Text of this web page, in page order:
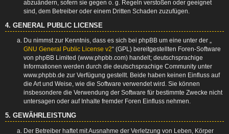
abzuändern, sofern sie gegen o. g. Regeln verstoßen oder geeignet
sind, dem Betreiber oder einem Dritten Schaden zuzufügen.
4. GENERAL PUBLIC LICENSE
Du nimmst zur Kenntnis, dass es sich bei phpBB um eine unter der „
GNU General Public License v2“ (GPL) bereitgestellten Foren-Software
von phpBB Limited (www.phpbb.com) handelt; deutschsprachige
Informationen werden durch die deutschsprachige Community unter
www.phpbb.de zur Verfügung gestellt. Beide haben keinen Einfluss auf
die Art und Weise, wie die Software verwendet wird. Sie können
insbesondere die Verwendung der Software für bestimmte Zwecke nicht
untersagen oder auf Inhalte fremder Foren Einfluss nehmen.
5. GEWÄHRLEISTUNG
Der Betreiber haftet mit Ausnahme der Verletzung von Leben, Körper